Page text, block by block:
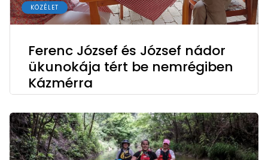
KÖZÉLET
Ferenc József és József nádor
ükunokája tért be nemrégiben
Kázmérra